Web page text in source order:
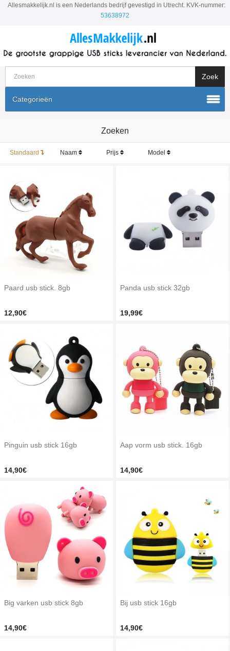
Allesmakkelijk.nl is een Nederlands bedrijf gevestigd in Utrecht. KVK-nummer:
53638972
Categorieën
Zoeken
Standaard Naam Prijs Model
Paard usb stick. 8gb
12,90€
Panda usb stick 32gb
19,99€
Pinguin usb stick 16gb
14,90€
Aap vorm usb stick. 16gb
14,90€
Big varken usb stick 8gb
14,90€
Bij usb stick 16gb
14,90€